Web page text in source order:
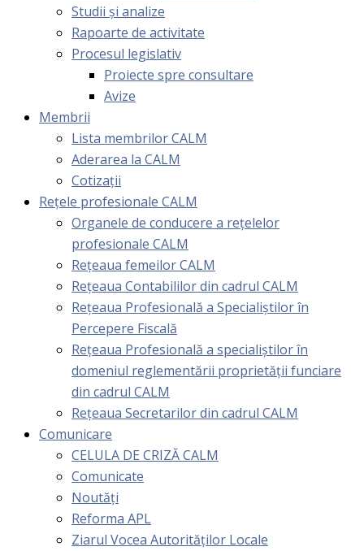
Studii și analize
Rapoarte de activitate
Procesul legislativ
Proiecte spre consultare
Avize
Membrii
Lista membrilor CALM
Aderarea la CALM
Cotizaţii
Rețele profesionale CALM
Organele de conducere a rețelelor
profesionale CALM
Rețeaua femeilor CALM
Rețeaua Contabililor din cadrul CALM
Rețeaua Profesională a Specialiștilor în
Percepere Fiscală
Reţeaua Profesională a specialiştilor în
domeniul reglementării proprietăţii funciare
din cadrul CALM
Rețeaua Secretarilor din cadrul CALM
Comunicare
CELULA DE CRIZĂ CALM
Comunicate
Noutăți
Reforma APL
Ziarul Vocea Autorităților Locale